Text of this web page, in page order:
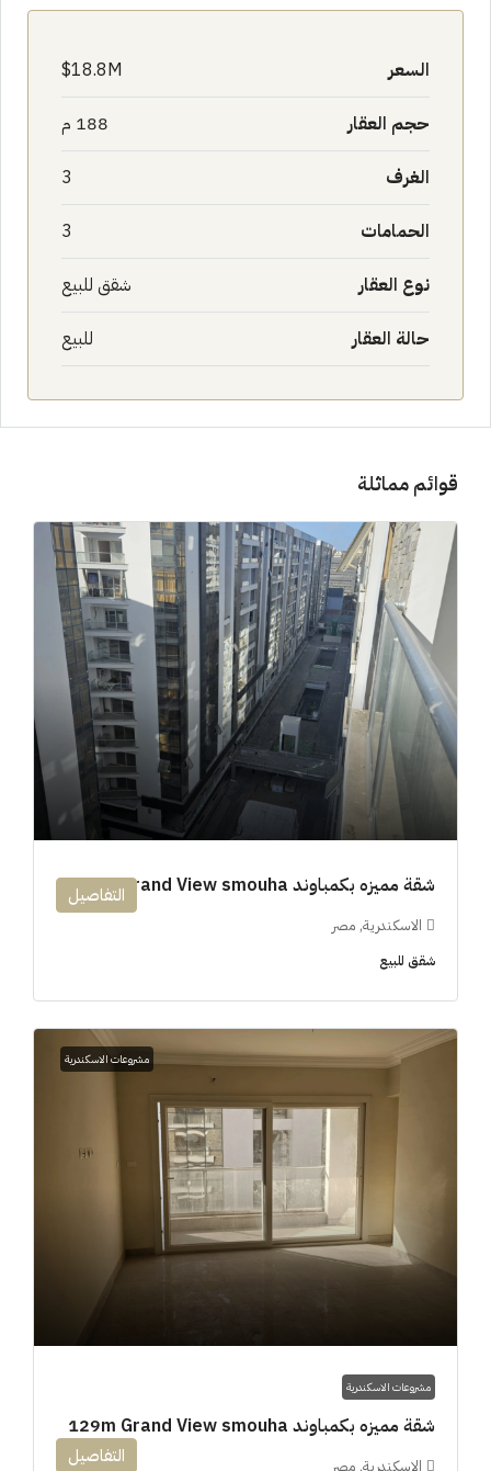
السعر 18.8M$
حجم العقار 188 م
الغرف 3
الحمامات 3
نوع العقار شقق للبيع
حالة العقار للبيع
قوائم مماثلة
شقة مميزه بكمباوند 194m Grand View smouha
الاسكندرية, مصر
شقق للبيع
التفاصيل
مشروعات الاسكندرية
مشروعات الاسكندرية
شقة مميزه بكمباوند 129m Grand View smouha
الاسكندرية, مصر التفاصيل